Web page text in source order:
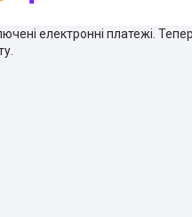
електронні платежі.